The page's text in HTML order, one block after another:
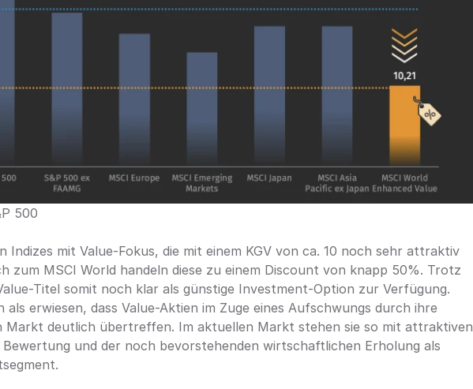
500
Indizes mit Value-Fokus, die mit einem KGV von ca. 10 noch sehr attraktiv
zum MSCI World handeln diese zu einem Discount von knapp 50%. Trotz
Titel somit noch klar als günstige Investment-Option zur Verfügung.
erwiesen, dass Value-Aktien im Zuge eines Aufschwungs durch ihre
Markt deutlich übertreffen. Im aktuellen Markt stehen sie so mit attraktiven
Bewertung und der noch bevorstehenden wirtschaftlichen Erholung als